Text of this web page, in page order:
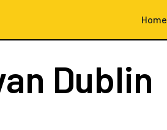
Home
Dublin